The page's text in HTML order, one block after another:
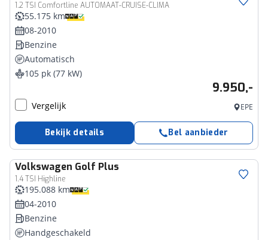
1.2 TSI Comfortline AUTOMAAT-CRUISE-CLIMA
55.175 km
08-2010
Benzine
Automatisch
105 pk (77 kW)
9.950,-
Vergelijk EPE
Bekijk details Bel aanbieder
Volkswagen Golf Plus
1.4 TSI Highline
195.088 km
04-2010
Benzine
Handgeschakeld